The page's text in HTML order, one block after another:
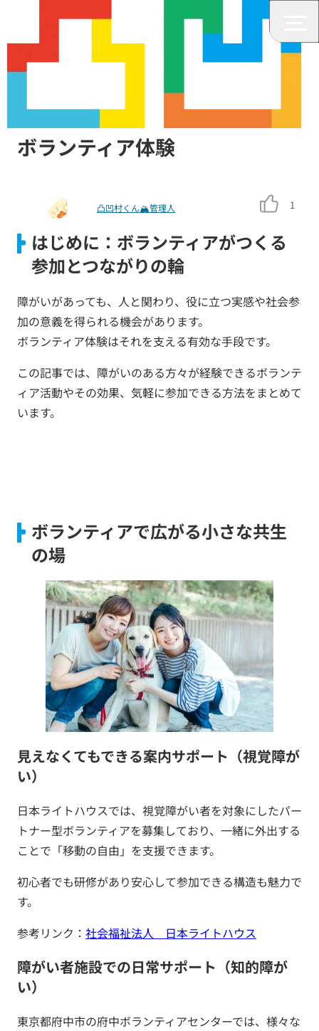
社会参加しよう！障がい者向け
ボランティア体験
凸凹村くん🏔管理人 1
はじめに：ボランティアがつくる
参加とつながりの輪
障がいがあっても、人と関わり、役に立つ実感や社会参
加の意義を得られる機会があります。
ボランティア体験はそれを支える有効な手段です。
この記事では、障がいのある方々が経験できるボランテ
ィア活動やその効果、気軽に参加できる方法をまとめて
います。
ボランティアで広がる小さな共生
の場
見えなくてもできる案内サポート（視覚障が
い）
日本ライトハウスでは、視覚障がい者を対象にしたパー
トナー型ボランティアを募集しており、一緒に外出する
ことで「移動の自由」を支援できます。
初心者でも研修があり安心して参加できる構造も魅力で
す。
参考リンク： 社会福祉法人 日本ライトハウス
障がい者施設での日常サポート（知的障が
い）
東京都府中市の府中ボランティアセンターでは、様々な